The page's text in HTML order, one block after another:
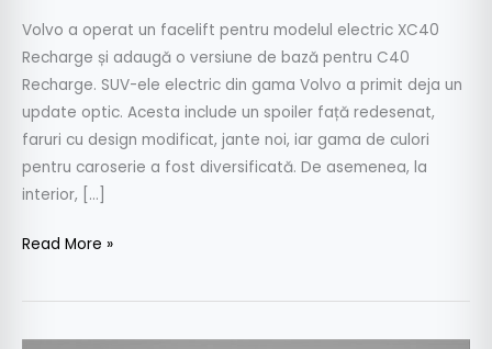
Volvo a operat un facelift pentru modelul electric XC40
Recharge și adaugă o versiune de bază pentru C40
Recharge. SUV-ele electric din gama Volvo a primit deja un
update optic. Acesta include un spoiler față redesenat,
faruri cu design modificat, jante noi, iar gama de culori
pentru caroserie a fost diversificată. De asemenea, la
interior, […]
Read More »